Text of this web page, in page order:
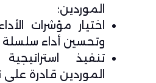
الموردين؛
اختيار مؤشرات
وتحسين أداء سلسلة
تنفيذ
الموردين قادرة